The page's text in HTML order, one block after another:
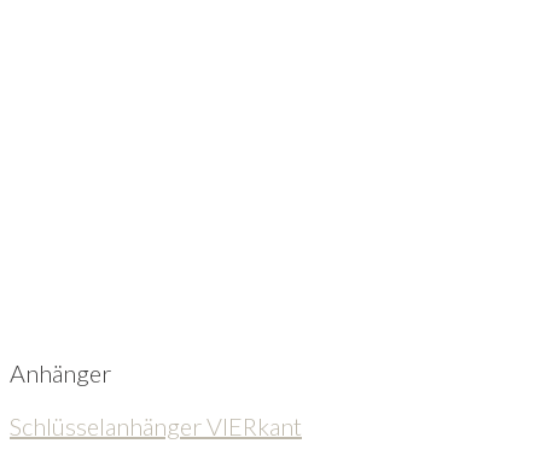
Anhänger
Schlüsselanhänger VIERkant